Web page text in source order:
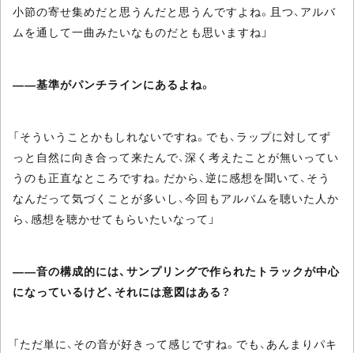
小節の寄せ集めだと思うんだと思うんですよね。且つ、アルバ
ムを通して一曲みたいなものだとも思いますね」
――基準がパンチラインにあるよね。
「そういうことかもしれないですね。でも、ラップに対してず
っと自然に向き合って来たんで、深く考えたことが無いってい
うのも正直なところですね。だから、逆に感想を聞いて、そう
なんだって気づくことが多いし、今回もアルバムを聴いた人か
ら、感想を聴かせてもらいたいなって」
――音の構成的には、サンプリングで作られたトラックが中心
になっているけど、それには意図はある？
「ただ単に、その音が好きって感じですね。でも、あんまりパキ